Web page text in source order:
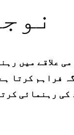
فراہم کرتا
کی رہنمائی